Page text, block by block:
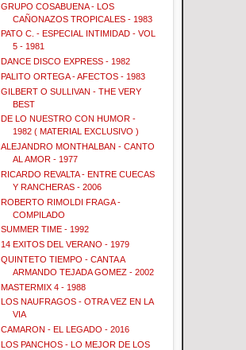
GRUPO COSABUENA - LOS
CAÑONAZOS TROPICALES - 1983
PATO C. - ESPECIAL INTIMIDAD - VOL
5 - 1981
DANCE DISCO EXPRESS - 1982
PALITO ORTEGA - AFECTOS - 1983
GILBERT O SULLIVAN - THE VERY
BEST
DE LO NUESTRO CON HUMOR -
1982 ( MATERIAL EXCLUSIVO )
ALEJANDRO MONTHALBAN - CANTO
AL AMOR - 1977
RICARDO REVALTA - ENTRE CUECAS
Y RANCHERAS - 2006
ROBERTO RIMOLDI FRAGA -
COMPILADO
SUMMER TIME - 1992
14 EXITOS DEL VERANO - 1979
QUINTETO TIEMPO - CANTA A
ARMANDO TEJADA GOMEZ - 2002
MASTERMIX 4 - 1988
LOS NAUFRAGOS - OTRA VEZ EN LA
VIA
CAMARON - EL LEGADO - 2016
LOS PANCHOS - LO MEJOR DE LOS